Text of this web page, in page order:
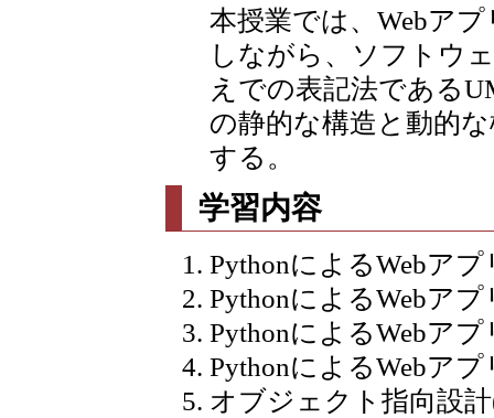
本授業では、Webア
しながら、ソフトウ
えでの表記法である
の静的な構造と動的
する。
学習内容
PythonによるWebア
PythonによるWebア
PythonによるWebア
PythonによるWebア
オブジェクト指向設